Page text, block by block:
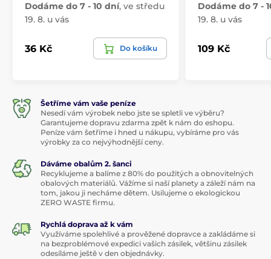
Dodáme do 7 - 10 dní, ve středu
19. 8. u vás
36 Kč Do košíku
Dodáme do 7 -
19. 8. u vás
109 Kč
Šetříme vám vaše peníze
Nesedí vám výrobek nebo jste se spletli ve výběru?
Garantujeme dopravu zdarma zpět k nám do eshopu.
Peníze vám šetříme i hned u nákupu, vybíráme pro vás
výrobky za co nejvýhodnější ceny.
Dáváme obalům 2. šanci
Recyklujeme a balíme z 80% do použitých a obnovitelných
obalových materiálů. Vážíme si naší planety a záleží nám na
tom, jakou ji necháme dětem. Usilujeme o ekologickou
ZERO WASTE firmu.
Rychlá doprava až k vám
Využíváme spolehlivé a prověžené dopravce a zakládáme si
na bezproblémové expedici vašich zásilek, většinu zásilek
odesíláme ještě v den objednávky.